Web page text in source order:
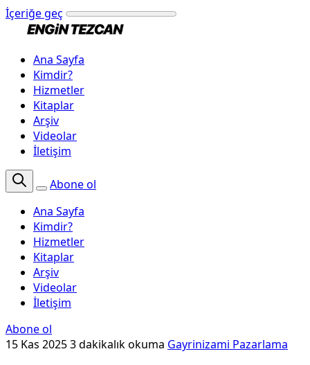
İçeriğe geç
Ana Sayfa
Kimdir?
Hizmetler
Kitaplar
Arşiv
Videolar
İletişim
Abone ol
Ana Sayfa
Kimdir?
Hizmetler
Kitaplar
Arşiv
Videolar
İletişim
Abone ol
15 Kas 20253 dakikalık okuma Gayrinizami Pazarlama